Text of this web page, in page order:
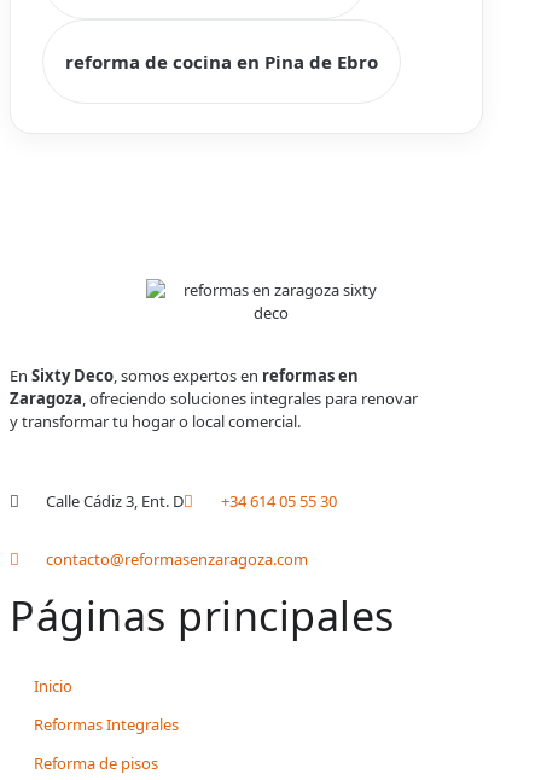
reforma de cocina en Pina de Ebro
Páginas principales
Inicio
Reformas Integrales
Reforma de pisos
En Sixty Deco, somos expertos en reformas en
Zaragoza, ofreciendo soluciones integrales para renovar
y transformar tu hogar o local comercial.
Calle Cádiz 3, Ent. D +34 614 05 55 30
contacto@reformasenzaragoza.com